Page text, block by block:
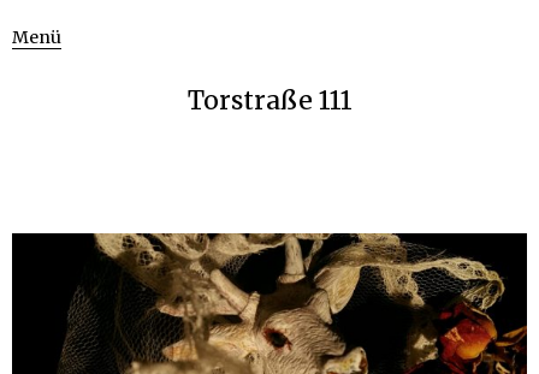
Menü
Torstraße 111